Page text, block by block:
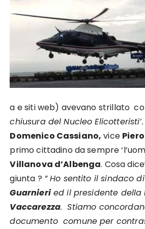
a e siti web) avevano strillato
chiusura del Nucleo Elicotteristi’.
Domenico Cassiano, vice
primo cittadino da sempre
Villanova d’Albenga. Cosa
giunta ? ” Ho sentito il sindaco
Guarnieried il presidente della
Vaccarezza. Stiamo
documento comune per